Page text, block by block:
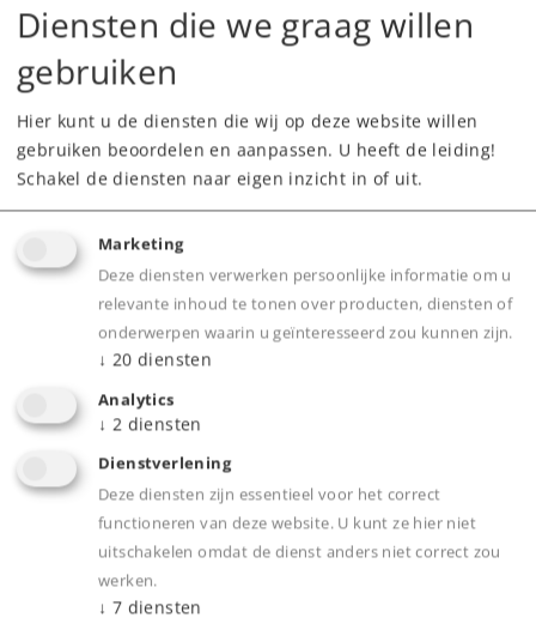
Dealer zoeken
Downloads
Onderdelen bestellen
Product
Productinfo
Diensten die we graag willen
gebruiken
Hier kunt u de diensten die wij op deze website willen
gebruiken beoordelen en aanpassen. U heeft de leiding!
Schakel de diensten naar eigen inzicht in of uit.
Marketing
Deze diensten verwerken persoonlijke informatie om u
relevante inhoud te tonen over producten, diensten of
onderwerpen waarin u geïnteresseerd zou kunnen zijn.
↓ 20 diensten
Analytics
↓ 2 diensten
Dienstverlening
Deze diensten zijn essentieel voor het correct
functioneren van deze website. U kunt ze hier niet
uitschakelen omdat de dienst anders niet correct zou
werken.
↓ 7 diensten